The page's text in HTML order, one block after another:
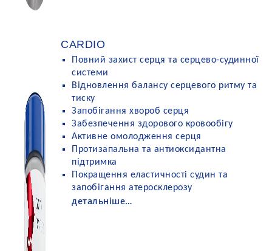
CARDIO
Повний захист серця та серцево-судинної
системи
Відновлення балансу серцевого ритму та
тиску
Запобігання хвороб серця
Забезпечення здорового кровообігу
Активне омолодження серця
Протизапальна та антиоксидантна
підтримка
Покращення еластичності судин та
запобігання атеросклерозу
детальніше…